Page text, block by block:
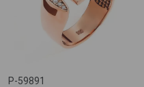
P-59891